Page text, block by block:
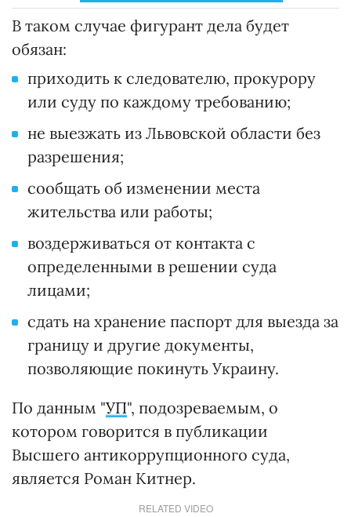
В таком случае фигурант дела будет
обязан:
приходить к следователю, прокурору
или суду по каждому требованию;
не выезжать из Львовской области без
разрешения;
сообщать об изменении места
жительства или работы;
воздерживаться от контакта с
определенными в решении суда
лицами;
сдать на хранение паспорт для выезда за
границу и другие документы,
позволяющие покинуть Украину.
По данным "УП", подозреваемым, о
котором говорится в публикации
Высшего антикоррупционного суда,
является Роман Китнер.
RELATED VIDEO